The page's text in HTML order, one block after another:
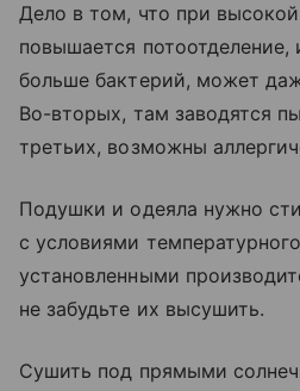
Дело в том, что при
повышается потоотделение,
больше бактерий, может
Во-вторых, там заводятся
третьих, возможны
Подушки и одеяла нужно
с условиями
установленными
не забудьте их высушить.
Сушить под прямыми